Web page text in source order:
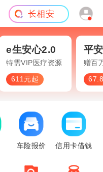
长相安
短期意外
旅游险
e生安心2.0
特需VIP医疗资源
611元起
平
赠百
车险报价 信用卡借钱